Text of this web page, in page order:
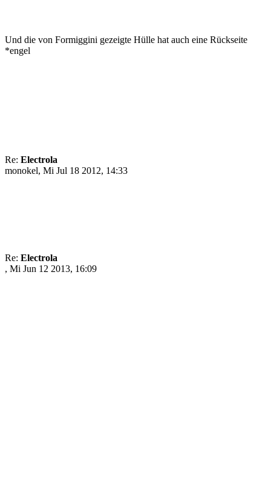
Und die von Formiggini gezeigte Hülle hat auch eine Rückseite
*engel
Re: Electrola
monokel, Mi Jul 18 2012, 14:33
Re: Electrola
, Mi Jun 12 2013, 16:09